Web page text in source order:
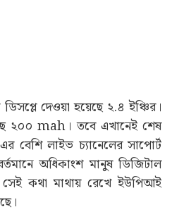
দেওয়া হয়েছে ২.৪ ইঞ্চির।
২০০ mah। তবে এখানেই শেষ
লাইভ চ্যানেলের সাপোর্ট
অধিকাংশ মানুষ ডিজিটাল
কথা মাথায় রেখে ইউপিআই